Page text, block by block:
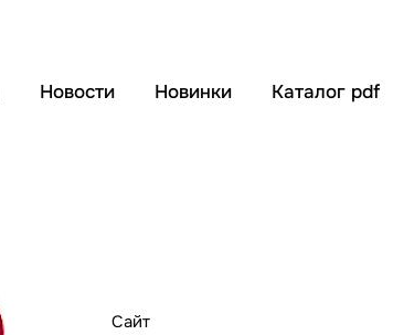
Новости Новинки Каталог pdf
Сайт